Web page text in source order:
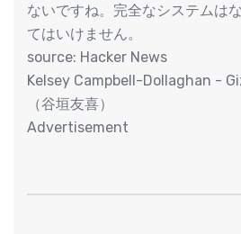
ないですね。完全なシステムは
てはいけません。
source: Hacker News
Kelsey Campbell-Dollaghan -
（谷垣友喜）
Advertisement